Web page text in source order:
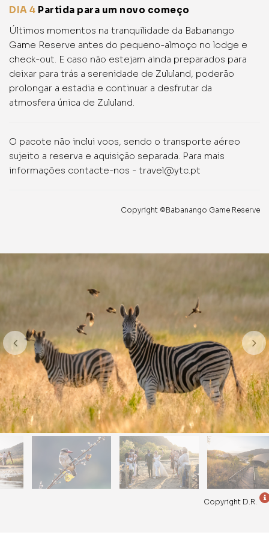
DIA 4 Partida para um novo começo
Últimos momentos na tranquilidade da Babanango
Game Reserve antes do pequeno-almoço no lodge e
check-out. E caso não estejam ainda preparados para
deixar para trás a serenidade de Zululand, poderão
prolongar a estadia e continuar a desfrutar da
atmosfera única de Zululand.
O pacote não inclui voos, sendo o transporte aéreo
sujeito a reserva e aquisição separada. Para mais
informações contacte-nos - travel@ytc.pt
Copyright ©Babanango Game Reserve
Copyright D.R.